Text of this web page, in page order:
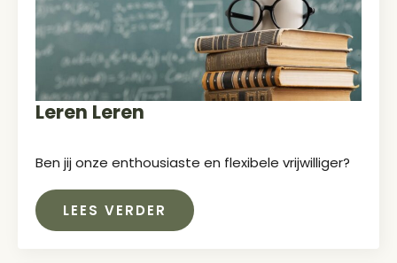
Leren Leren
Ben jij onze enthousiaste en flexibele vrijwilliger?
LEES VERDER